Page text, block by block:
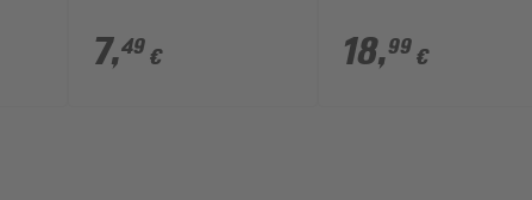
7,49 € 18,99 €